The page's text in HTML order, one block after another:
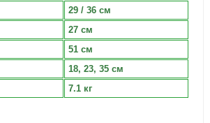
29 / 36 см
27 см
51 см
18, 23, 35 см
7.1 кг